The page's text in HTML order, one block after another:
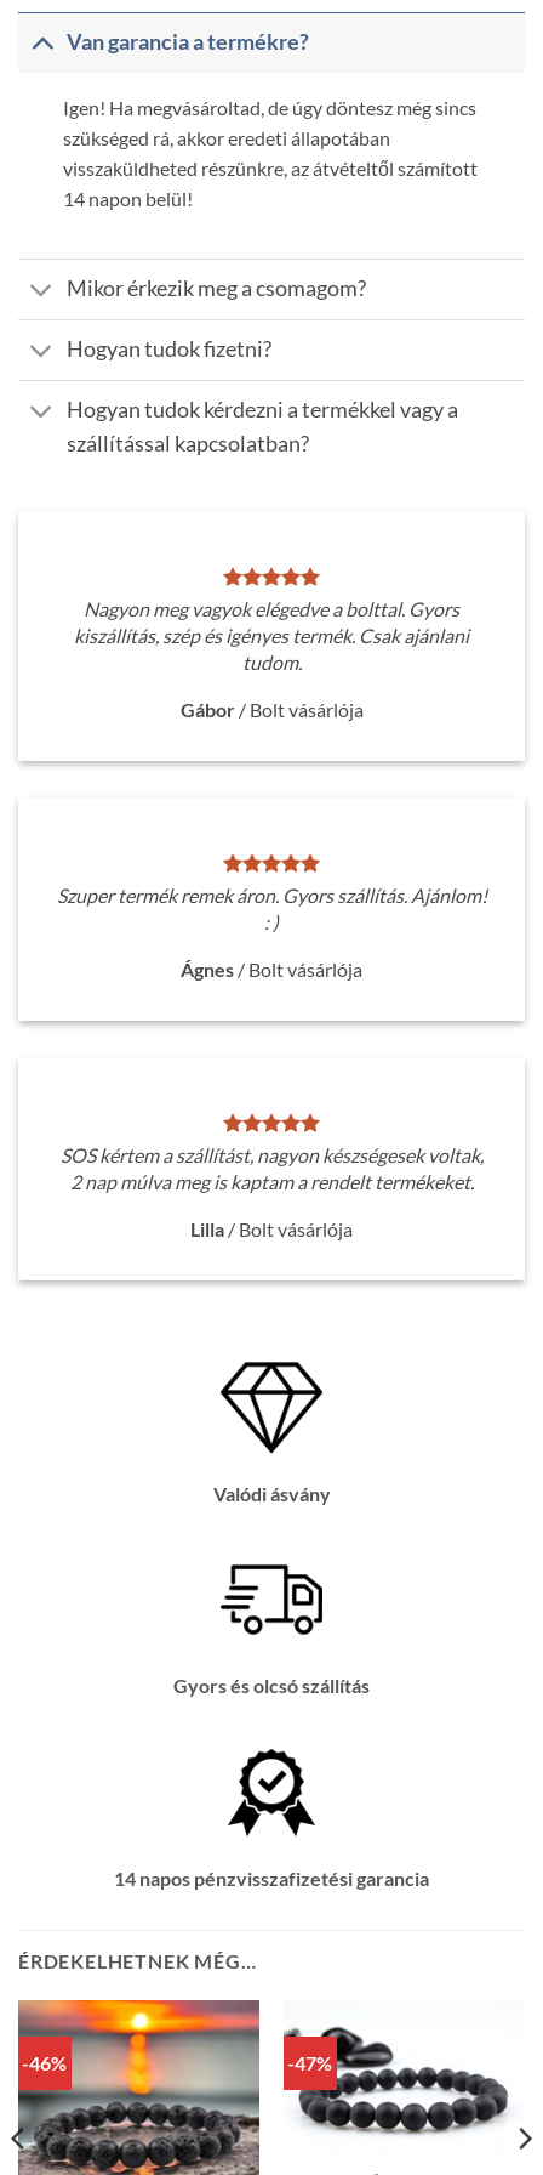
Van garancia a termékre?
Igen! Ha megvásároltad, de úgy döntesz még sincs
szükséged rá, akkor eredeti állapotában
visszaküldheted részünkre, az átvételtől számított
14 napon belül!
Mikor érkezik meg a csomagom?
Hogyan tudok fizetni?
Hogyan tudok kérdezni a termékkel vagy a
szállítással kapcsolatban?
Nagyon meg vagyok elégedve a bolttal. Gyors
kiszállítás, szép és igényes termék. Csak ajánlani
tudom.
Gábor / Bolt vásárlója
Szuper termék remek áron. Gyors szállítás. Ajánlom!
: )
Ágnes / Bolt vásárlója
SOS kértem a szállítást, nagyon készségesek voltak,
2 nap múlva meg is kaptam a rendelt termékeket.
Lilla / Bolt vásárlója
Valódi ásvány
Gyors és olcsó szállítás
14 napos pénzvisszafizetési garancia
ÉRDEKELHETNEK MÉG…
-46% -47%